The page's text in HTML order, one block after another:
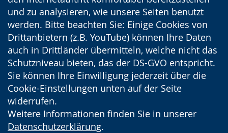
und zu analysieren, wie unsere Seiten benutzt
werden. Bitte beachten Sie: Einige Cookies von
Drittanbietern (z.B. YouTube) können Ihre Daten
auch in Drittländer übermitteln, welche nicht das
Schutzniveau bieten, das der DS-GVO entspricht.
Sie können Ihre Einwilligung jederzeit über die
Cookie-Einstellungen unten auf der Seite
widerrufen.
Weitere Informationen finden Sie in unserer
Datenschutzerklärung.